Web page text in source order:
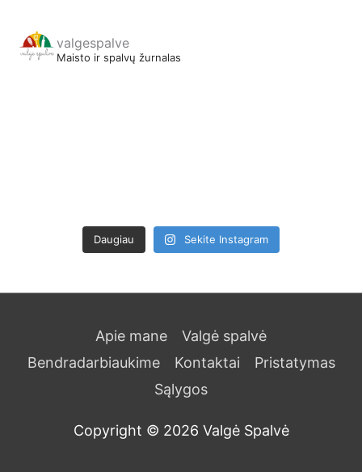
valgespalve
Maisto ir spalvų žurnalas
Daugiau Sekite Instagram
Apie mane
Valgė spalvė
Bendradarbiaukime
Kontaktai
Pristatymas
Sąlygos
Copyright © 2026 Valgė Spalvė